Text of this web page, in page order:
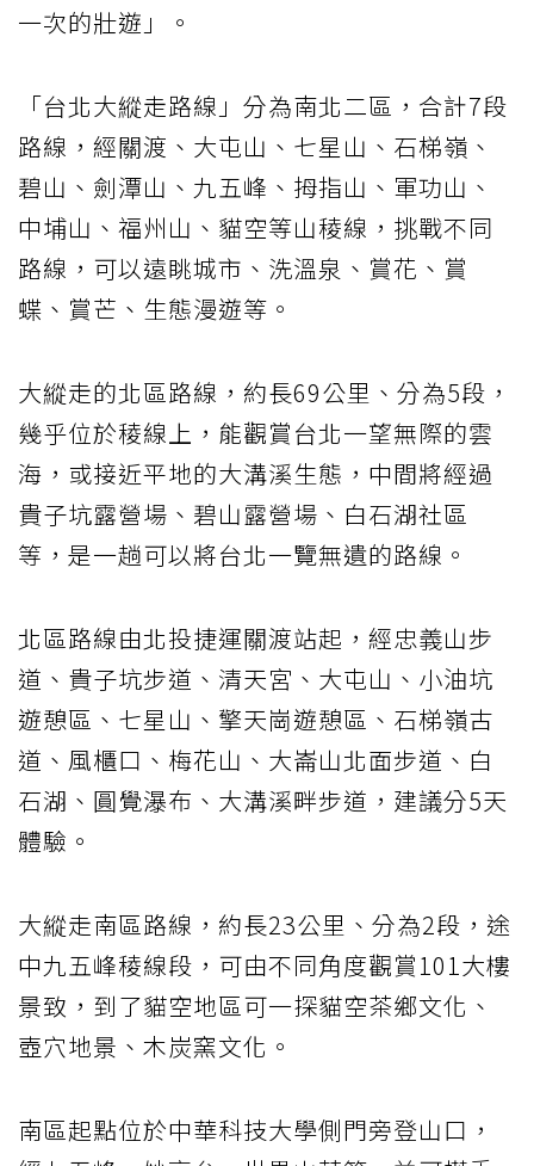
一次的壯遊」。
「台北大縱走路線」分為南北二區，合計7段
路線，經關渡、大屯山、七星山、石梯嶺、
碧山、劍潭山、九五峰、拇指山、軍功山、
中埔山、福州山、貓空等山稜線，挑戰不同
路線，可以遠眺城市、洗溫泉、賞花、賞
蝶、賞芒、生態漫遊等。
大縱走的北區路線，約長69公里、分為5段，
幾乎位於稜線上，能觀賞台北一望無際的雲
海，或接近平地的大溝溪生態，中間將經過
貴子坑露營場、碧山露營場、白石湖社區
等，是一趟可以將台北一覽無遺的路線。
北區路線由北投捷運關渡站起，經忠義山步
道、貴子坑步道、清天宮、大屯山、小油坑
遊憩區、七星山、擎天崗遊憩區、石梯嶺古
道、風櫃口、梅花山、大崙山北面步道、白
石湖、圓覺瀑布、大溝溪畔步道，建議分5天
體驗。
大縱走南區路線，約長23公里、分為2段，途
中九五峰稜線段，可由不同角度觀賞101大樓
景致，到了貓空地區可一探貓空茶鄉文化、
壺穴地景、木炭窯文化。
南區起點位於中華科技大學側門旁登山口，